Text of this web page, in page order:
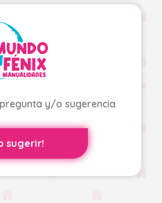
pregunta y/o sugerencia.
sugerir!